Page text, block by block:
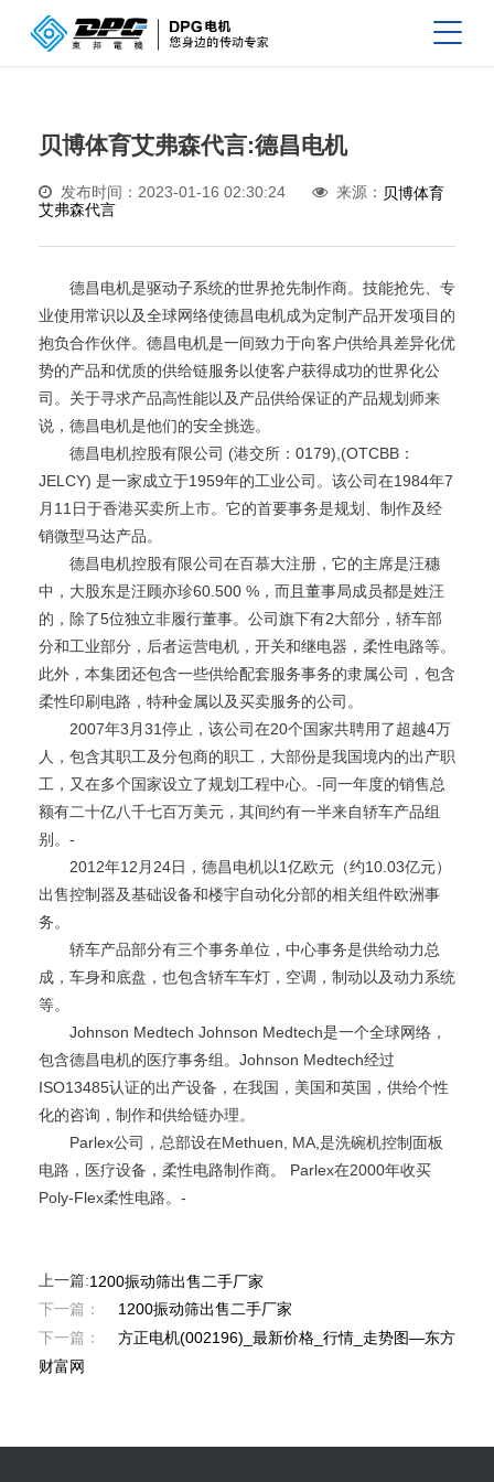
贝博体育艾弗森代言:德昌电机
发布时间：2023-01-16 02:30:24 来源： 贝博体育
艾弗森代言
德昌电机是驱动子系统的世界抢先制作商。技能抢先、专
业使用常识以及全球网络使德昌电机成为定制产品开发项目的
抱负合作伙伴。德昌电机是一间致力于向客户供给具差异化优
势的产品和优质的供给链服务以使客户获得成功的世界化公
司。关于寻求产品高性能以及产品供给保证的产品规划师来
说，德昌电机是他们的安全挑选。
德昌电机控股有限公司 (港交所：0179),(OTCBB：
JELCY) 是一家成立于1959年的工业公司。该公司在1984年7
月11日于香港买卖所上市。它的首要事务是规划、制作及经
销微型马达产品。
德昌电机控股有限公司在百慕大注册，它的主席是汪穗
中，大股东是汪顾亦珍60.500 %，而且董事局成员都是姓汪
的，除了5位独立非履行董事。公司旗下有2大部分，轿车部
分和工业部分，后者运营电机，开关和继电器，柔性电路等。
此外，本集团还包含一些供给配套服务事务的隶属公司，包含
柔性印刷电路，特种金属以及买卖服务的公司。
2007年3月31停止，该公司在20个国家共聘用了超越4万
人，包含其职工及分包商的职工，大部份是我国境内的出产职
工，又在多个国家设立了规划工程中心。-同一年度的销售总
额有二十亿八千七百万美元，其间约有一半来自轿车产品组
别。-
2012年12月24日，德昌电机以1亿欧元（约10.03亿元）
出售控制器及基础设备和楼宇自动化分部的相关组件欧洲事
务。
轿车产品部分有三个事务单位，中心事务是供给动力总
成，车身和底盘，也包含轿车车灯，空调，制动以及动力系统
等。
Johnson Medtech Johnson Medtech是一个全球网络，
包含德昌电机的医疗事务组。Johnson Medtech经过
ISO13485认证的出产设备，在我国，美国和英国，供给个性
化的咨询，制作和供给链办理。
Parlex公司，总部设在Methuen, MA,是洗碗机控制面板
电路，医疗设备，柔性电路制作商。 Parlex在2000年收买
Poly-Flex柔性电路。-
上一篇:1200振动筛出售二手厂家
下一篇：
1200振动筛出售二手厂家
下一篇：
方正电机(002196)_最新价格_行情_走势图—东方
财富网